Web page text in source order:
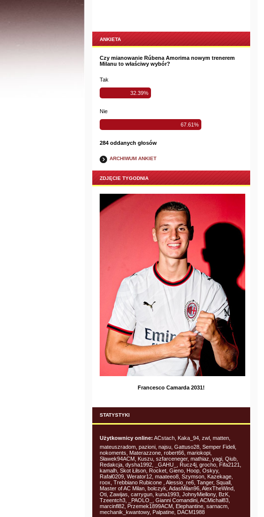
ANKIETA
Czy mianowanie Rúbena Amorima nowym trenerem
Milanu to właściwy wybór?
Tak
32.39%
Nie
67.61%
284 oddanych głosów
ARCHIWUM ANKIET
ZDJĘCIE TYGODNIA
Francesco Camarda 2031!
STATYSTYKI
Użytkownicy online: ACstach, Kaka_94, zwl, matten,
mateuszradom, pazioni, najsu, Gattuso28, Semper Fideli,
nokoments, Materazzone, robert66, mariokopi,
Sławek94ACM, Kuszu, szfarceneger, mathiaz, yagi, Qiub,
Redakcja, dysha1992, _GAHU_, Rucz4j, grocho, Fifa2121,
kamalh, Skot Łilson, Rocket, Gieno, Hoop, Oskyy,
Rafał0209, Werator12, maateeo8, Szymson, Kazekage,
roox, Trebbiano Rubicone , Alessio_re6, Tanger, Squall,
Master of AC Milan, bolczyk, AdasMilan96, AlexTheWind,
Oti, Zawijas, carrygun, kuna1993, JohnyMiellony, BzK,
Tzeentch3, _PAOLO_, Gianni Comandini, ACMichał83,
marcinfl82, Przemek1899ACM, Elephantine, sarnacm,
mechanik_kwantowy, Palpatine, DACM1988